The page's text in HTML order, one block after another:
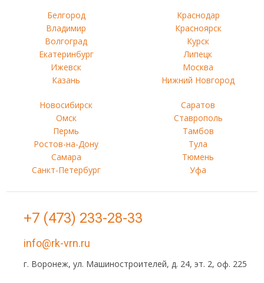
Белгород
Владимир
Волгоград
Екатеринбург
Ижевск
Казань
Краснодар
Красноярск
Курск
Липецк
Москва
Нижний Новгород
Новосибирск
Омск
Пермь
Ростов-на-Дону
Самара
Санкт-Петербург
Саратов
Ставрополь
Тамбов
Тула
Тюмень
Уфа
+7 (473) 233-28-33
info@rk-vrn.ru
г. Воронеж, ул. Машиностроителей, д. 24, эт. 2, оф. 225